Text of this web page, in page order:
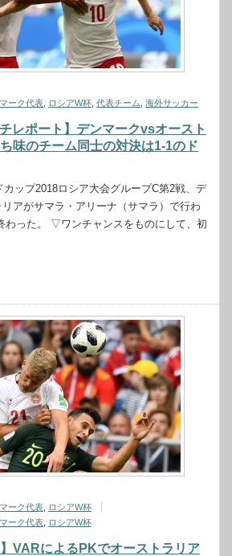
ーク代表 ロシアW杯 代表チーム 海外サッカー
レポート】デンマークvsオースト
味のチーム同士の対決は1-1のド
ップ2018ロシア大会グループC第2戦、デ
アがサマラ・アリーナ（サマラ）で行わ
わった。 ▽ワンチャンスをものにして、初
ーク代表
ロシアW杯
ーク代表 ロシアW杯
】VARによるPKでオーストラリア